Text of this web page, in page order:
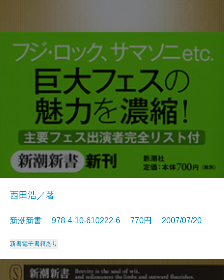
西田浩／著
新潮新書 978-4-10-610222-6 770円 2007/07/20
新書電子書籍あり